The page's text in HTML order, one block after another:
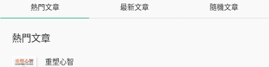
熱門文章 最新文章 隨機文章
熱門文章
重塑心智